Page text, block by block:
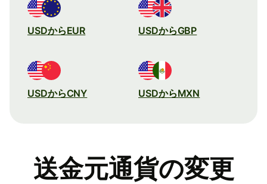
USDからEUR USDからGBP
USDからCNY USDからMXN
送金元通貨の変更